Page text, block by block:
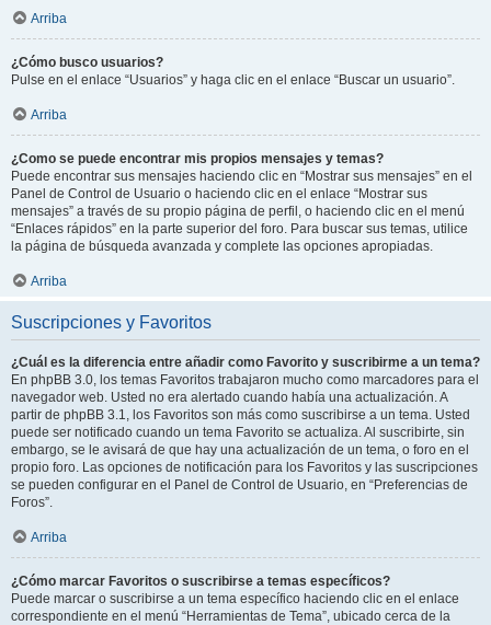
Arriba
¿Cómo busco usuarios?
Pulse en el enlace “Usuarios” y haga clic en el enlace “Buscar un usuario”.
Arriba
¿Como se puede encontrar mis propios mensajes y temas?
Puede encontrar sus mensajes haciendo clic en “Mostrar sus mensajes” en el
Panel de Control de Usuario o haciendo clic en el enlace “Mostrar sus
mensajes” a través de su propio página de perfil, o haciendo clic en el menú
“Enlaces rápidos” en la parte superior del foro. Para buscar sus temas, utilice
la página de búsqueda avanzada y complete las opciones apropiadas.
Arriba
Suscripciones y Favoritos
¿Cuál es la diferencia entre añadir como Favorito y suscribirme a un tema?
En phpBB 3.0, los temas Favoritos trabajaron mucho como marcadores para el
navegador web. Usted no era alertado cuando había una actualización. A
partir de phpBB 3.1, los Favoritos son más como suscribirse a un tema. Usted
puede ser notificado cuando un tema Favorito se actualiza. Al suscribirte, sin
embargo, se le avisará de que hay una actualización de un tema, o foro en el
propio foro. Las opciones de notificación para los Favoritos y las suscripciones
se pueden configurar en el Panel de Control de Usuario, en “Preferencias de
Foros”.
Arriba
¿Cómo marcar Favoritos o suscribirse a temas específicos?
Puede marcar o suscribirse a un tema específico haciendo clic en el enlace
correspondiente en el menú “Herramientas de Tema”, ubicado cerca de la